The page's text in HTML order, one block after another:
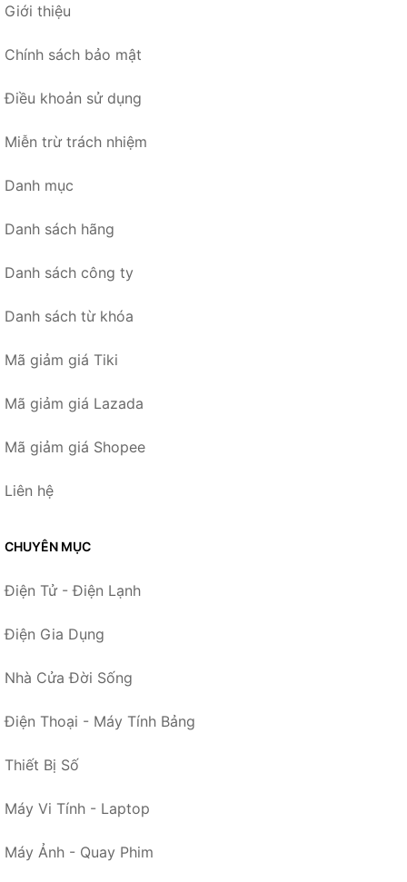
Giới thiệu
Chính sách bảo mật
Điều khoản sử dụng
Miễn trừ trách nhiệm
Danh mục
Danh sách hãng
Danh sách công ty
Danh sách từ khóa
Mã giảm giá Tiki
Mã giảm giá Lazada
Mã giảm giá Shopee
Liên hệ
CHUYÊN MỤC
Điện Tử - Điện Lạnh
Điện Gia Dụng
Nhà Cửa Đời Sống
Điện Thoại - Máy Tính Bảng
Thiết Bị Số
Máy Vi Tính - Laptop
Máy Ảnh - Quay Phim